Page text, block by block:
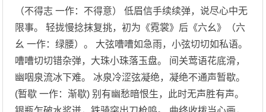
（不得志 一作：不得意） 低眉信手续续弹，说尽心中无
限事。 轻拢慢捻抹复挑，初为《霓裳》后《六幺》（六
幺 一作：绿腰）。 大弦嘈嘈如急雨，小弦切切如私语。
嘈嘈切切错杂弹，大珠小珠落玉盘。 间关莺语花底滑，
幽咽泉流冰下难。 冰泉冷涩弦凝绝，凝绝不通声暂歇。
(暂歇 一作：渐歇) 别有幽愁暗恨生，此时无声胜有声。